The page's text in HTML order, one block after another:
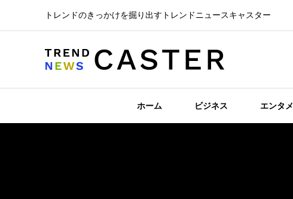
トレンドのきっかけを掘り出すトレンドニュースキャスター
ホーム ビジネス エンタメ